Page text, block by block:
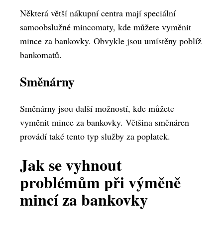
Některá větší nákupní centra mají speciální
samoobslužné mincomaty, kde můžete vyměnit
mince za bankovky. Obvykle jsou umístěny poblíž
bankomatů.
Směnárny
Směnárny jsou další možností, kde můžete
vyměnit mince za bankovky. Většina směnáren
provádí také tento typ služby za poplatek.
Jak se vyhnout
problémům při výměně
mincí za bankovky